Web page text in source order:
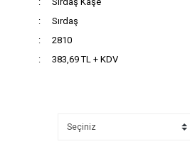
Sırdaş
2810
383,69 TL + KDV